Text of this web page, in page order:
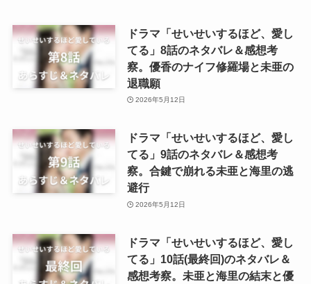
ドラマ「せいせいするほど、愛し
てる」8話のネタバレ＆感想考
察。優香のナイフ修羅場と未亜の
退職願
2026年5月12日
ドラマ「せいせいするほど、愛し
てる」9話のネタバレ＆感想考
察。合鍵で崩れる未亜と海里の逃
避行
2026年5月12日
ドラマ「せいせいするほど、愛し
てる」10話(最終回)のネタバレ＆
感想考察。未亜と海里の結末と優